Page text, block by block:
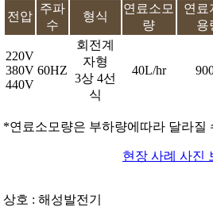
전압
주파
수
형식
연료소모
량
연료
용
220V
380V
440V
60HZ
회전계
자형
3상 4선
식
40L/hr
*연료소모량은 부하량에따라 달라질
현장 사례 사진
상호 : 해성발전기